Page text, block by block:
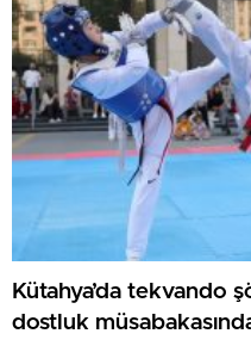
Kütahya’da tekvando
dostluk